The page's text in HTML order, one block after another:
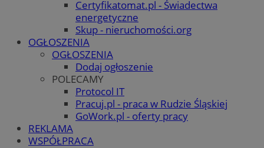
Certyfikatomat.pl - Świadectwa
energetyczne
Skup - nieruchomości.org
OGŁOSZENIA
OGŁOSZENIA
Dodaj ogłoszenie
POLECAMY
Protocol IT
Pracuj.pl - praca w Rudzie Śląskiej
GoWork.pl - oferty pracy
REKLAMA
WSPÓŁPRACA